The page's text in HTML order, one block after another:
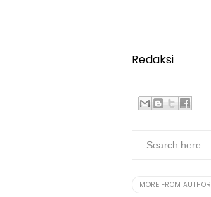
Redaksi
MORE FROM AUTHOR